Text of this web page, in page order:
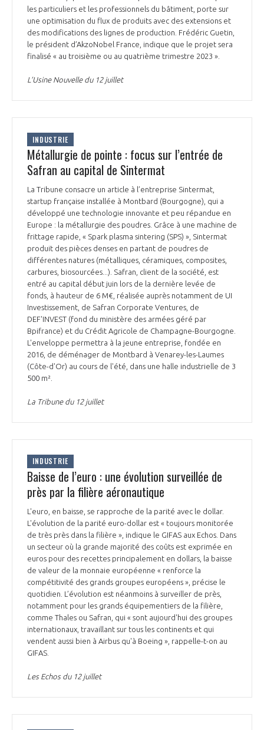
les particuliers et les professionnels du bâtiment, porte sur
une optimisation du flux de produits avec des extensions et
des modifications des lignes de production. Frédéric Guetin,
le président d’AkzoNobel France, indique que le projet sera
finalisé « au troisième ou au quatrième trimestre 2023 ».
L’Usine Nouvelle du 12 juillet
INDUSTRIE
Métallurgie de pointe : focus sur l’entrée de
Safran au capital de Sintermat
La Tribune consacre un article à l’entreprise Sintermat,
startup française installée à Montbard (Bourgogne), qui a
développé une technologie innovante et peu répandue en
Europe : la métallurgie des poudres. Grâce à une machine de
frittage rapide, « Spark plasma sintering (SPS) », Sintermat
produit des pièces denses en partant de poudres de
différentes natures (métalliques, céramiques, composites,
carbures, biosourcées...). Safran, client de la société, est
entré au capital début juin lors de la dernière levée de
fonds, à hauteur de 6 M€, réalisée auprès notamment de UI
Investissement, de Safran Corporate Ventures, de
DEF'INVEST (fond du ministère des armées géré par
Bpifrance) et du Crédit Agricole de Champagne-Bourgogne.
L'enveloppe permettra à la jeune entreprise, fondée en
2016, de déménager de Montbard à Venarey-les-Laumes
(Côte-d'Or) au cours de l'été, dans une halle industrielle de 3
500 m².
La Tribune du 12 juillet
INDUSTRIE
Baisse de l’euro : une évolution surveillée de
près par la filière aéronautique
L'euro, en baisse, se rapproche de la parité avec le dollar.
L'évolution de la parité euro-dollar est « toujours monitorée
de très près dans la filière », indique le GIFAS aux Echos. Dans
un secteur où la grande majorité des coûts est exprimée en
euros pour des recettes principalement en dollars, la baisse
de valeur de la monnaie européenne « renforce la
compétitivité des grands groupes européens », précise le
quotidien. L’évolution est néanmoins à surveiller de près,
notamment pour les grands équipementiers de la filière,
comme Thales ou Safran, qui « sont aujourd'hui des groupes
internationaux, travaillant sur tous les continents et qui
vendent aussi bien à Airbus qu'à Boeing », rappelle-t-on au
GIFAS.
Les Echos du 12 juillet